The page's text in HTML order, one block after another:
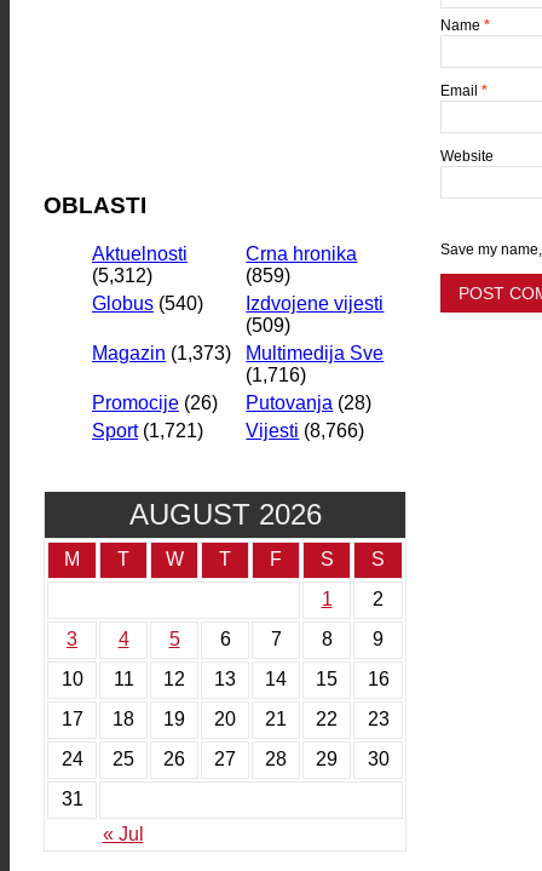
OBLASTI
Aktuelnosti
(5,312)
Crna hronika
(859)
Globus (540)
Izdvojene vijesti
(509)
Magazin (1,373)
Multimedija Sve
(1,716)
Promocije (26) Putovanja (28)
Sport(1,721) Vijesti (8,766)
AUGUST 2026
M T W T F S S
« Jul
1
2
3
4 5 6 7 8
9
10
11 12 13 14 15
16
17
18 19 20 21 22
23
24
25 26 27 28 29
30
31
Name *
Email *
Website
Save my